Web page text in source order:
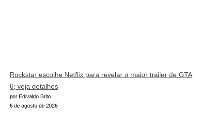
Rockstar escolhe Netflix para revelar o maior trailer de GTA
6; veja detalhes
por Edivaldo Brito
6 de agosto de 2026